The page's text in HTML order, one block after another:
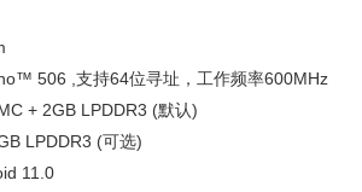
506 ,支持64位寻址，工作频率600MHz
+ 2GB LPDDR3 (默认)
LPDDR3 (可选)
11.0